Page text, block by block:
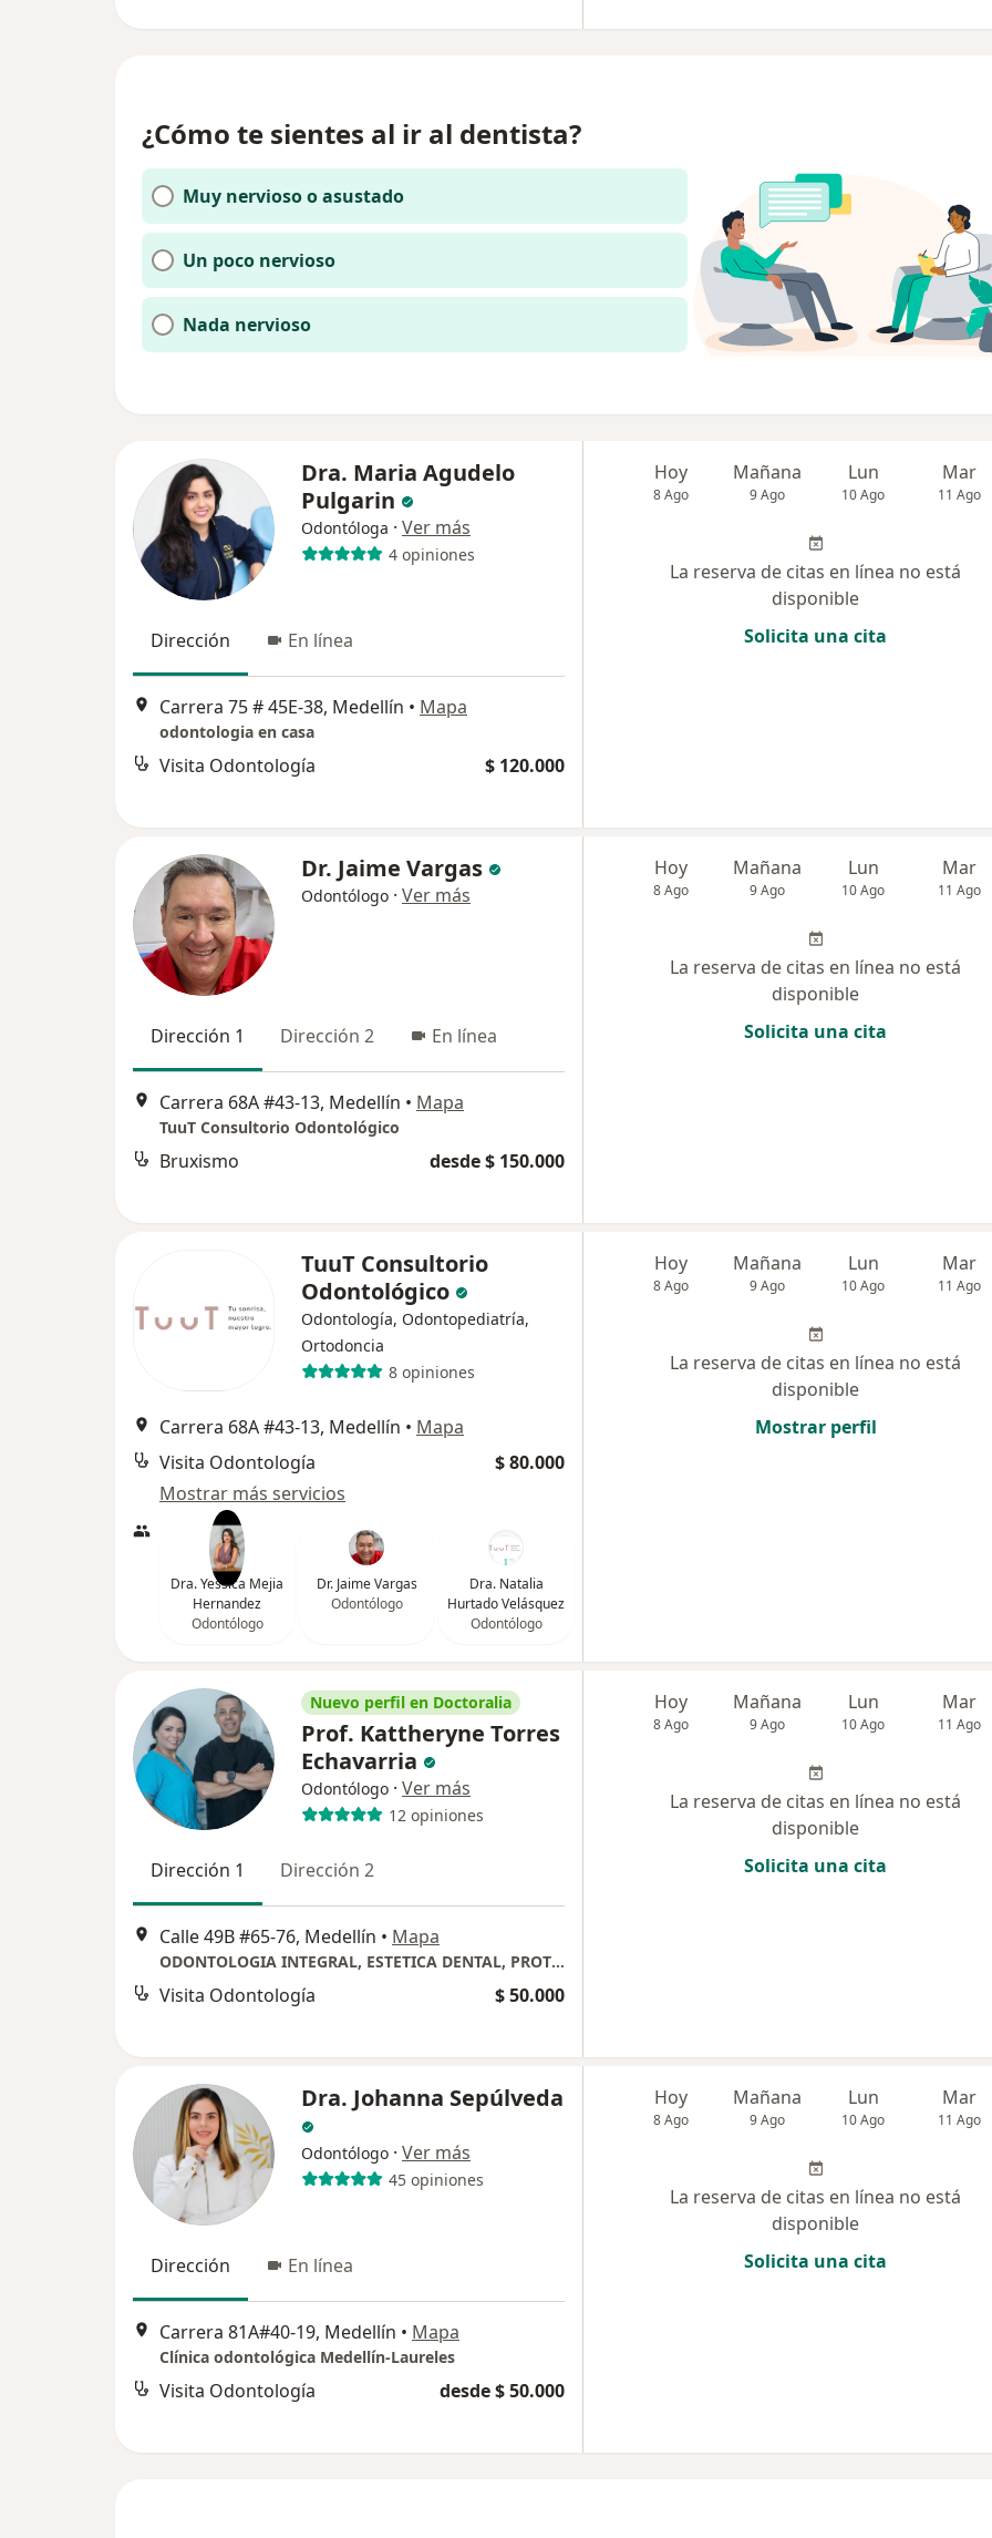
¿Cómo te sientes al ir al dentista?
Muy nervioso o asustado
Un poco nervioso
Nada nervioso
Dra. Maria Agudelo
Pulgarin
Odontóloga · Ver más
4 opiniones
Dirección En línea
Carrera 75 # 45E-38, Medellín • Mapa
odontologia en casa
Visita Odontología $ 120.000
Hoy
8 Ago
Mañana
9 Ago
Lun
10 Ago
Mar
11 Ago
La reserva de citas en línea no está
disponible
Solicita una cita
Dr. Jaime Vargas
Odontólogo · Ver más
Dirección 1 Dirección 2 En línea
Carrera 68A #43-13, Medellín • Mapa
TuuT Consultorio Odontológico
Bruxismo desde $ 150.000
Hoy
8 Ago
Mañana
9 Ago
Lun
10 Ago
Mar
11 Ago
La reserva de citas en línea no está
disponible
Solicita una cita
TuuT Consultorio
Odontológico
Odontología, Odontopediatría,
Ortodoncia
8 opiniones
Carrera 68A #43-13, Medellín • Mapa
Visita Odontología
$ 80.000
Mostrar más servicios
Dra. Yessica Mejia
Hernandez
Odontólogo
Dr. Jaime Vargas
Odontólogo
Dra. Natalia
Hurtado Velásquez
Odontólogo
Hoy
8 Ago
Mañana
9 Ago
Lun
10 Ago
Mar
11 Ago
La reserva de citas en línea no está
disponible
Mostrar perfil
Nuevo perfil en Doctoralia
Prof. Kattheryne Torres
Echavarria
Odontólogo · Ver más
12 opiniones
Dirección 1 Dirección 2
Calle 49B #65-76, Medellín • Mapa
ODONTOLOGIA INTEGRAL, ESTETICA DENTAL, PROTESIS
Visita Odontología $ 50.000
Hoy
8 Ago
Mañana
9 Ago
Lun
10 Ago
Mar
11 Ago
La reserva de citas en línea no está
disponible
Solicita una cita
Dra. Johanna Sepúlveda
Odontólogo · Ver más
45 opiniones
Dirección En línea
Carrera 81A#40-19, Medellín • Mapa
Clínica odontológica Medellín-Laureles
Visita Odontología desde $ 50.000
Hoy
8 Ago
Mañana
9 Ago
Lun
10 Ago
Mar
11 Ago
La reserva de citas en línea no está
disponible
Solicita una cita